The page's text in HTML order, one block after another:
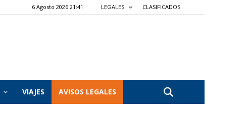
6 Agosto 2026 21:41 LEGALES CLASIFICADOS
VIAJES AVISOS LEGALES